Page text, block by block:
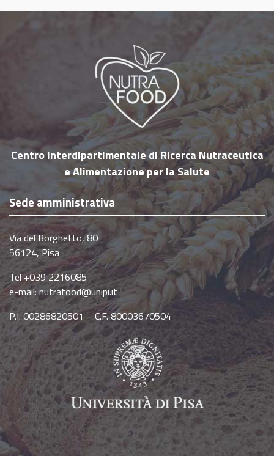
indicazioni sugli alimenti ed una dieta
equilibrata, nonché sugli accorgimenti e
precauzioni da seguire per garantire la
sicurezza (aspetti igienico-sanitari) degli
alimenti. Il “Terre di Pisa Food & Wine Festival”
nasce con lo scopo di proporre e far degustare
prodotti e ricette della migliore tradizione
enogastronomica delle “Terre di Pisa”, con
un’attenzione alla salute ed…
Centro interdipartimentale di Ricerca Nutraceutica
e Alimentazione per la Salute
Sede amministrativa
Via del Borghetto, 80
56124, Pisa
Tel +039 2216085
e-mail:nutrafood@unipi.it
P.I. 00286820501 – C.F. 80003670504